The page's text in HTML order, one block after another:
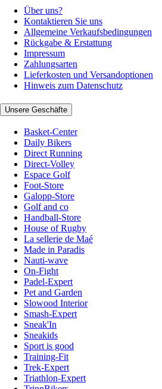
Über uns?
Kontaktieren Sie uns
Allgemeine Verkaufsbedingungen
Rückgabe & Erstattung
Impressum
Zahlungsarten
Lieferkosten und Versandoptionen
Hinweis zum Datenschutz
Unsere Geschäfte
Basket-Center
Daily Bikers
Direct Running
Direct-Volley
Espace Golf
Foot-Store
Galopp-Store
Golf and co
Handball-Store
House of Rugby
La sellerie de Maé
Made in Paradis
Nauti-wave
On-Fight
Padel-Expert
Pet and Garden
Slowood Interior
Smash-Expert
Sneak'In
Sneakids
Sport is good
Training-Fit
Trek-Expert
Triathlon-Expert